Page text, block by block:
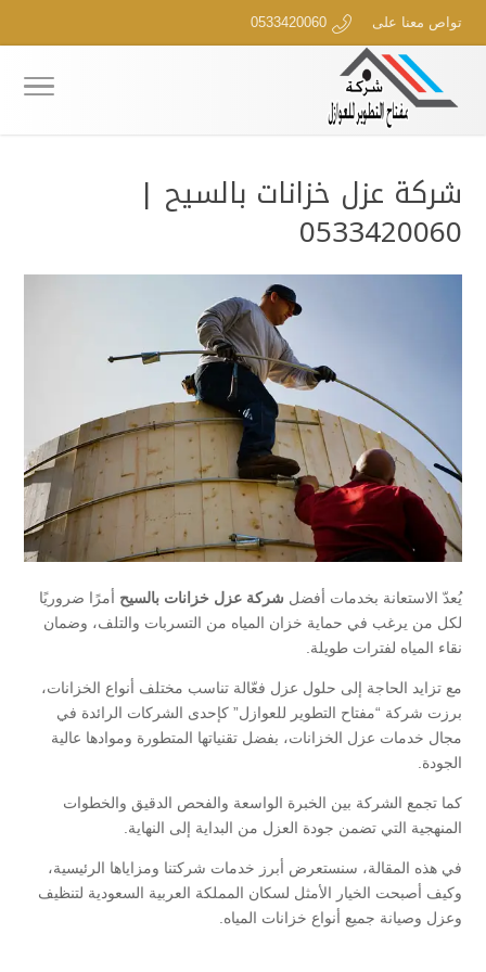
تواص معنا على 0533420060
شركة عزل خزانات بالسيح |
0533420060
يُعدّ الاستعانة بخدمات أفضل شركة عزل خزانات بالسيح أمرًا ضروريًا
لكل من يرغب في حماية خزان المياه من التسربات والتلف، وضمان
نقاء المياه لفترات طويلة.
مع تزايد الحاجة إلى حلول عزل فعّالة تناسب مختلف أنواع الخزانات،
برزت شركة “مفتاح التطوير للعوازل” كإحدى الشركات الرائدة في
مجال خدمات عزل الخزانات، بفضل تقنياتها المتطورة وموادها عالية
الجودة.
كما تجمع الشركة بين الخبرة الواسعة والفحص الدقيق والخطوات
المنهجية التي تضمن جودة العزل من البداية إلى النهاية.
في هذه المقالة، سنستعرض أبرز خدمات شركتنا ومزاياها الرئيسية،
وكيف أصبحت الخيار الأمثل لسكان المملكة العربية السعودية لتنظيف
وعزل وصيانة جميع أنواع خزانات المياه.